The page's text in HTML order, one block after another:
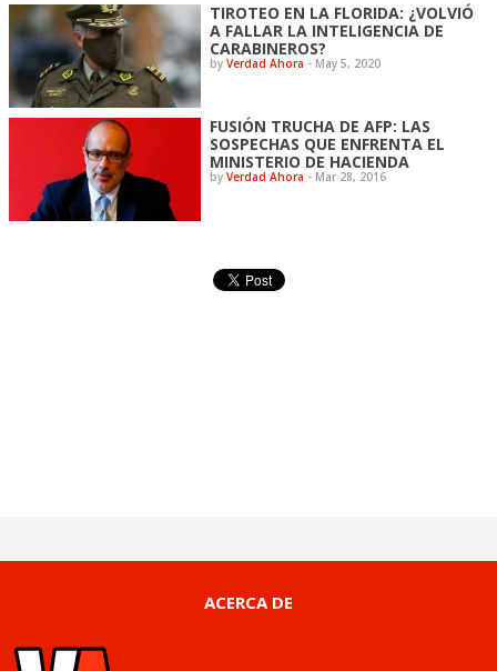
TIROTEO EN LA FLORIDA: ¿VOLVIÓ
A FALLAR LA INTELIGENCIA DE
CARABINEROS?
byVerdad Ahora - May 5, 2020
FUSIÓN TRUCHA DE AFP: LAS
SOSPECHAS QUE ENFRENTA EL
MINISTERIO DE HACIENDA
byVerdad Ahora - Mar 28, 2016
ACERCA DE